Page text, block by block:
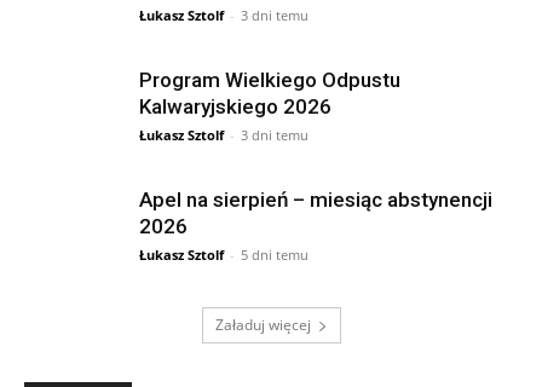
Łukasz Sztolf - 3 dni temu
Program Wielkiego Odpustu
Kalwaryjskiego 2026
Łukasz Sztolf - 3 dni temu
Apel na sierpień – miesiąc abstynencji
2026
Łukasz Sztolf - 5 dni temu
Załaduj więcej